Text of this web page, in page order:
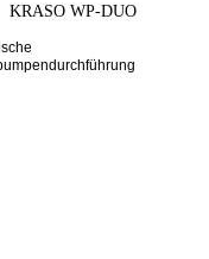
KRASO WP-DUO